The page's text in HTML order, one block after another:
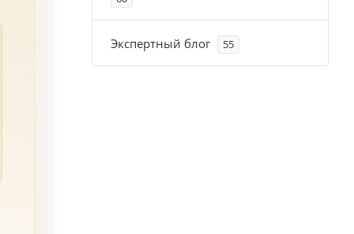
Экспертный блог 55